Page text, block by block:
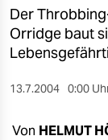
kultur
sport
berlin
nord
Der
Orridge baut
13.7.2004 0:00
Von HELMUT